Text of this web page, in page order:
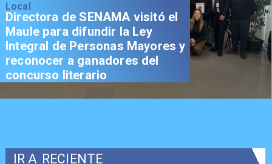
Local
Directora de SENAMA visitó el
Maule para difundir la Ley
Integral de Personas Mayores y
reconocer a ganadores del
concurso literario
IR A RECIENTE